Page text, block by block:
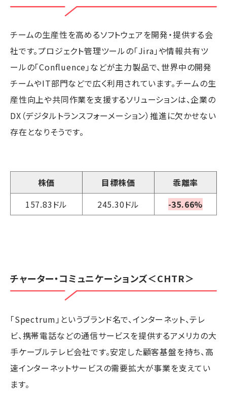
チームの生産性を高めるソフトウェアを開発・提供する会
社です。プロジェクト管理ツールの「Jira」や情報共有ツ
ールの「Confluence」などが主力製品で、世界中の開発
チームやIT部門などで広く利用されています。チームの生
産性向上や共同作業を支援するソリューションは、企業の
DX（デジタルトランスフォーメーション）推進に欠かせない
存在となりそうです。
株価 目標株価
乖離率
157.83ドル
245.30ドル -35.66%
チャーター・コミュニケーションズ＜CHTR＞
「Spectrum」というブランド名で、インターネット、テレ
ビ、携帯電話などの通信サービスを提供するアメリカの大
手ケーブルテレビ会社です。安定した顧客基盤を持ち、高
速インターネットサービスの需要拡大が事業を支えてい
ます。